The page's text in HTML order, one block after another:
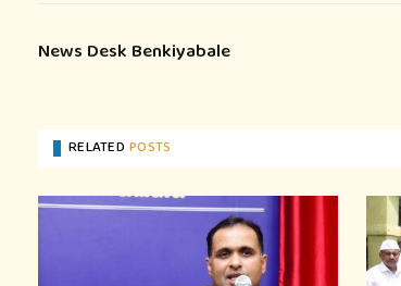
News Desk Benkiyabale
RELATEDPOSTS